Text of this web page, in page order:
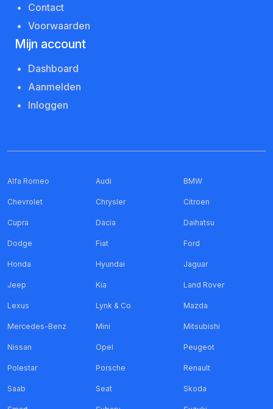
Contact
Voorwaarden
Mijn account
Dashboard
Aanmelden
Inloggen
Alfa Romeo Audi BMW
Chevrolet Chrysler Citroen
Cupra Dacia Daihatsu
Dodge Fiat Ford
Honda Hyundai Jaguar
Jeep Kia Land Rover
Lexus Lynk & Co Mazda
Mercedes-Benz Mini Mitsubishi
Nissan Opel Peugeot
Polestar Porsche Renault
Saab Seat Skoda